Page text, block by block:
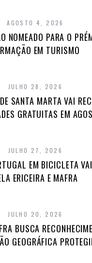
AGOSTO 4, 2026
NOMEADO PARA O
EM TURISMO
JULHO 28, 2026
SANTA MARTA VAI
GRATUITAS EM
JULHO 27, 2026
EM BICICLETA
ERICEIRA E MAFRA
JULHO 20, 2026
BUSCA
GEOGRÁFICA